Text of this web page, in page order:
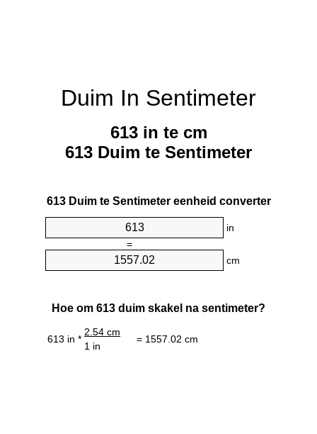
Duim In Sentimeter
613 in te cm
613 Duim te Sentimeter
613 Duim te Sentimeter eenheid converter
in
=
cm
Hoe om 613 duim skakel na sentimeter?
613 in *
2.54 cm
= 1557.02 cm
1 in